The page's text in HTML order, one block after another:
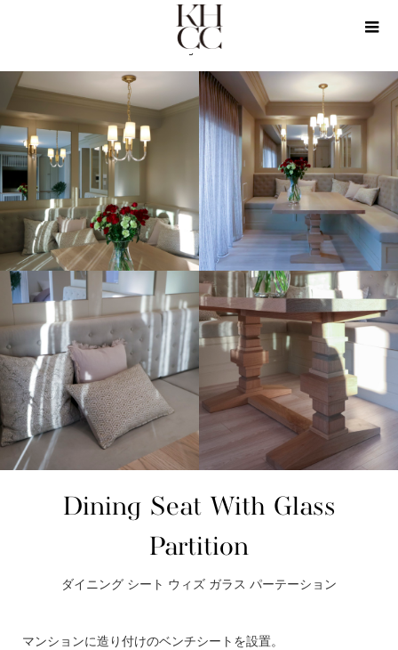
Dining Seat With Glass Partition
Dining Seat With Glass
Partition
ダイニング シート ウィズ ガラス パーテーション
マンションに造り付けのベンチシートを設置。